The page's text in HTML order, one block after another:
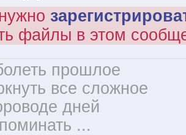
файлы в этом
прошлое
все сложное
дней
...